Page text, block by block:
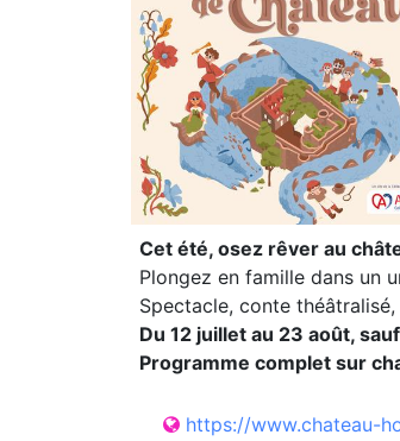
Cet été, osez rêver au
Plongez en famille dans un
Spectacle, conte
Du 12 juillet au 23 août,
Programme complet sur
https://www.chateau-